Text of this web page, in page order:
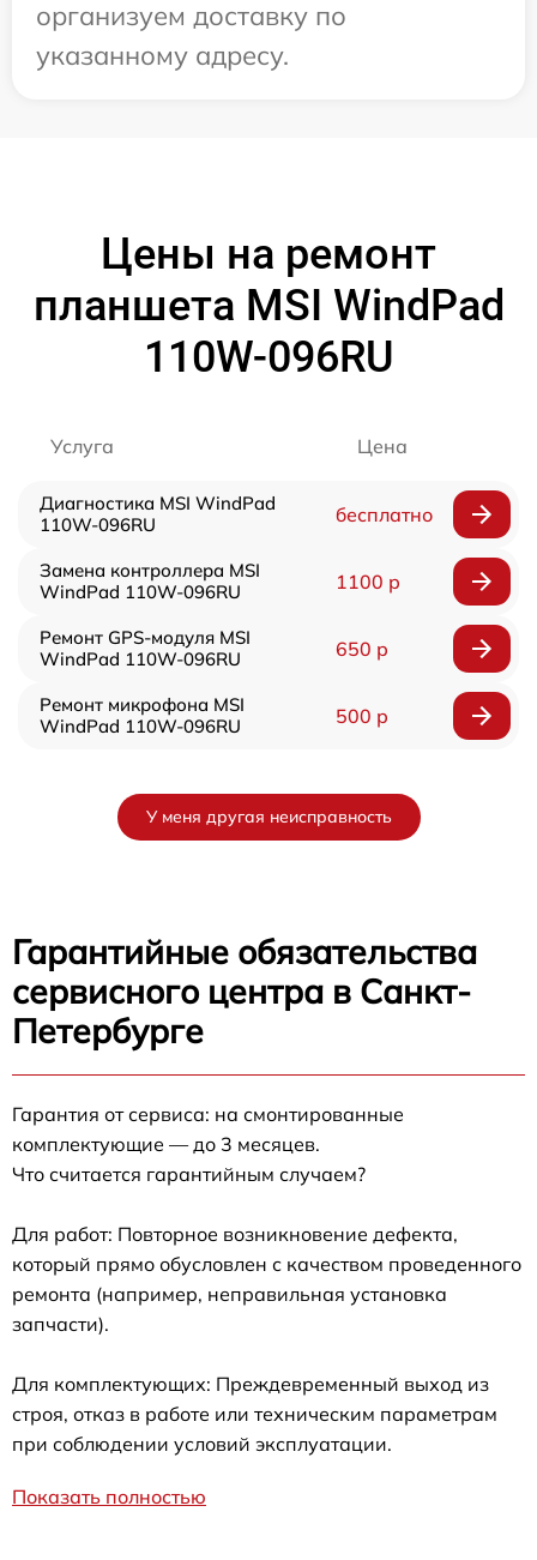
организуем доставку по
указанному адресу.
Цены на ремонт
планшета MSI WindPad
110W-096RU
Услуга Цена
Диагностика MSI WindPad
110W-096RU
бесплатно
Замена контроллера MSI
WindPad 110W-096RU
1100 р
Ремонт GPS-модуля MSI
WindPad 110W-096RU
650 р
Ремонт микрофона MSI
WindPad 110W-096RU
500 р
У меня другая неисправность
Гарантийные обязательства
сервисного центра в Санкт-
Петербурге
Гарантия от сервиса: на смонтированные
комплектующие — до 3 месяцев.
Что считается гарантийным случаем?
Для работ: Повторное возникновение дефекта,
который прямо обусловлен с качеством проведенного
ремонта (например, неправильная установка
запчасти).
Для комплектующих: Преждевременный выход из
строя, отказ в работе или техническим параметрам
при соблюдении условий эксплуатации.
Показать полностью